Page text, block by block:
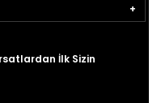
İlk Sizin